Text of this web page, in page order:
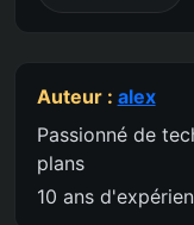
Auteur : alex
Passionné de
plans
10 ans